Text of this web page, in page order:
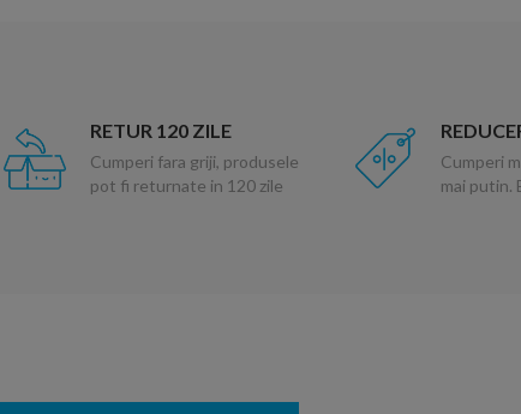
RETUR 120 ZILE
Cumperi fara griji, produsele
pot fi returnate in 120 zile
Cumperi
mai putin.